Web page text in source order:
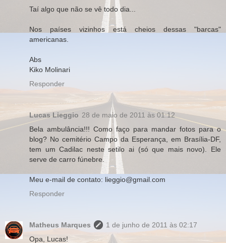
Taí algo que não se vê todo dia...
Nos países vizinhos está cheios dessas "barcas"
americanas.
Abs
Kiko Molinari
Responder
Lucas Lieggio 28 de maio de 2011 às 01:12
Bela ambulância!!! Como faço para mandar fotos para o
blog? No cemitério Campo da Esperança, em Brasília-DF,
tem um Cadilac neste setilo ai (só que mais novo). Ele
serve de carro fúnebre.
Meu e-mail de contato: lieggio@gmail.com
Responder
Matheus Marques
1 de junho de 2011 às 02:17
Opa, Lucas!